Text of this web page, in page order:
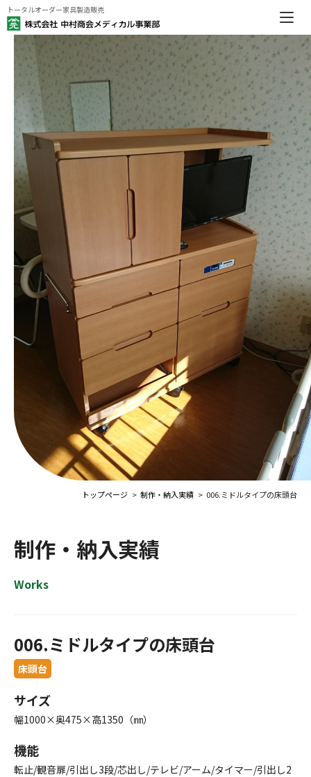
トータルオーダー家具製造販売
制作・納入実績
Works
006.ミドルタイプの床頭台
床頭台
サイズ
幅1000×奥475×高1350（㎜）
機能
転止/観音扉/引出し3段/芯出し/テレビ/アーム/タイマー/引出し2
トップページ 制作・納入実績 006.ミドルタイプの床頭台